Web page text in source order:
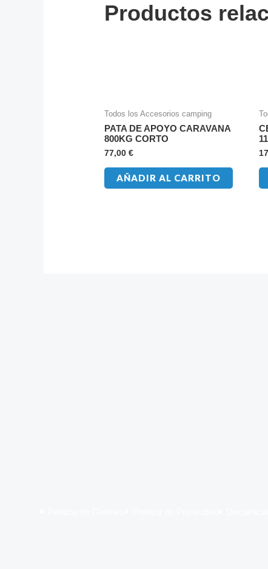
Productos
Todos los Accesorios camping
PATA DE APOYO CARAVANA
800KG CORTO
77,00€
AÑADIR AL CARRITO